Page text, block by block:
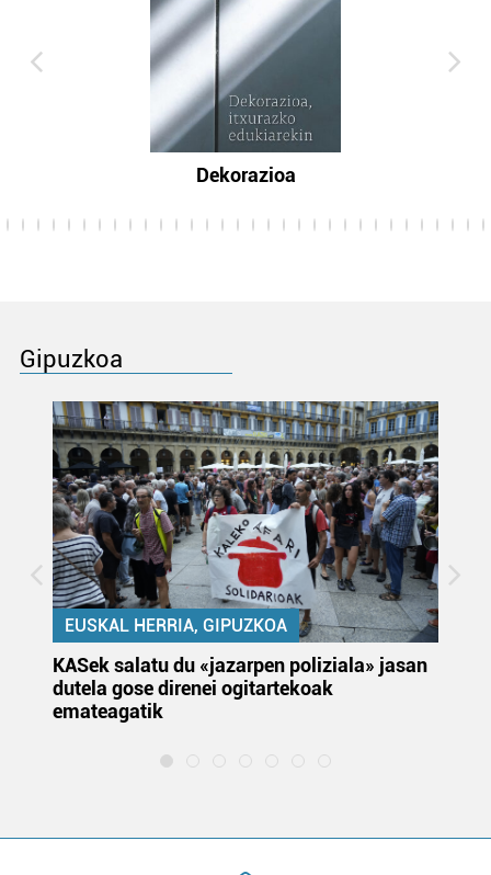
Dekorazioa
Gipuzkoa
EUSKAL HERRIA, GIPUZKOA
KASek salatu du «jazarpen poliziala» jasan
dutela gose direnei ogitartekoak
emateagatik